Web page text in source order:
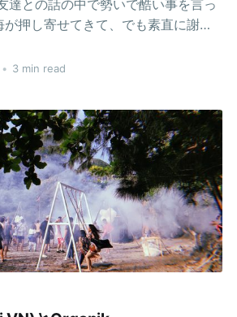
押し寄せてきて、でも素直に謝れ
からなくなってしまったあの放課後
思い出が矢継ぎ早に頭に浮かんでき
あの時間のこと。 後頭部がぎ
腕がしびれて、みぞおちが重くな
ような、それでいて何倍にもなっ
自然発生的
入り浸っていた
が大幅に偏ったレコード屋で出会
もらったJimmy Eat Worldの
• 3 min read